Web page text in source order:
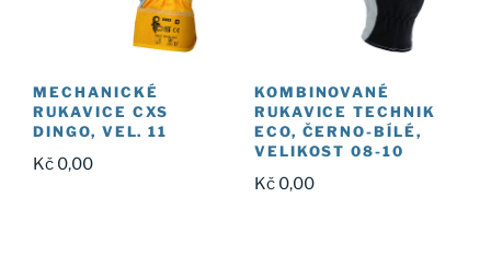
MECHANICKÉ
RUKAVICE CXS
DINGO, VEL. 11
Kč 0,00
KOMBINOVANÉ
RUKAVICE TECHNIK
ECO, ČERNO-BÍLÉ,
VELIKOST 08-10
Kč0,00